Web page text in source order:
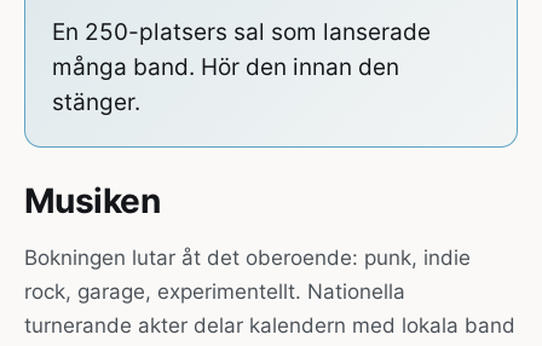
Musiken
Bokningen lutar åt det oberoende: punk, indie
rock, garage, experimentellt. Nationella
turnerande akter delar kalendern med lokala band
En 250-platsers sal som lanserade
många band. Hör den innan den
stänger.